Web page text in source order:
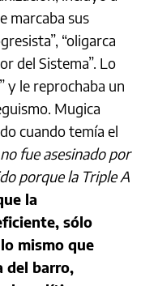
marcaba sus
“oligarca
del Sistema”. Lo
y le reprochaba un
Mugica
cuando temía el
fue asesinado por
porque la Triple A
la
sólo
mismo que
del barro,